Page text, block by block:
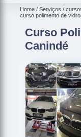
Home Serviços
curso polimento de
Curso
Canindé